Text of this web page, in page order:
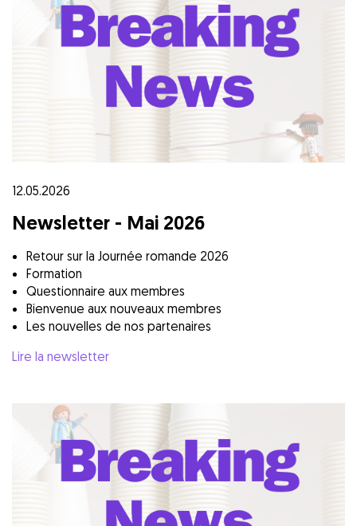
12.05.2026
Newsletter - Mai 2026
Retour sur la Journée romande 2026
Formation
Questionnaire aux membres
Bienvenue aux nouveaux membres
Les nouvelles de nos partenaires
Lire la newsletter